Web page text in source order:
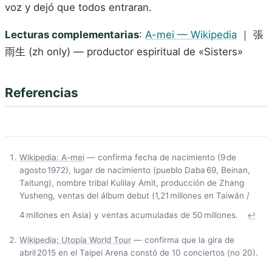
voz y dejó que todos entraran.
Lecturas complementarias: A-mei — Wikipedia ｜ 張
雨生 (zh only) — productor espiritual de «Sisters»
Referencias
Wikipedia: A-mei — confirma fecha de nacimiento (9 de
agosto 1972), lugar de nacimiento (pueblo Daba 69, Beinan,
Taitung), nombre tribal Kulilay Amit, producción de Zhang
Yusheng, ventas del álbum debut (1,21 millones en Taiwán /
4 millones en Asia) y ventas acumuladas de 50 millones.
↩
Wikipedia: Utopía World Tour — confirma que la gira de
abril 2015 en el Taipei Arena constó de 10 conciertos (no 20).